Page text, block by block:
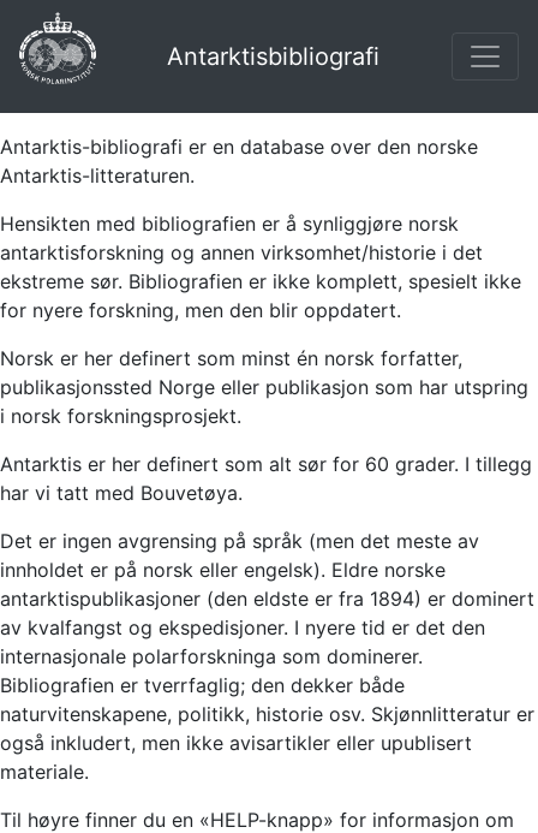
Antarktisbibliografi
Antarktis-bibliografi er en database over den norske
Antarktis-litteraturen.
Hensikten med bibliografien er å synliggjøre norsk
antarktisforskning og annen virksomhet/historie i det
ekstreme sør. Bibliografien er ikke komplett, spesielt ikke
for nyere forskning, men den blir oppdatert.
Norsk er her definert som minst én norsk forfatter,
publikasjonssted Norge eller publikasjon som har utspring
i norsk forskningsprosjekt.
Antarktis er her definert som alt sør for 60 grader. I tillegg
har vi tatt med Bouvetøya.
Det er ingen avgrensing på språk (men det meste av
innholdet er på norsk eller engelsk). Eldre norske
antarktispublikasjoner (den eldste er fra 1894) er dominert
av kvalfangst og ekspedisjoner. I nyere tid er det den
internasjonale polarforskninga som dominerer.
Bibliografien er tverrfaglig; den dekker både
naturvitenskapene, politikk, historie osv. Skjønnlitteratur er
også inkludert, men ikke avisartikler eller upublisert
materiale.
Til høyre finner du en «HELP-knapp» for informasjon om